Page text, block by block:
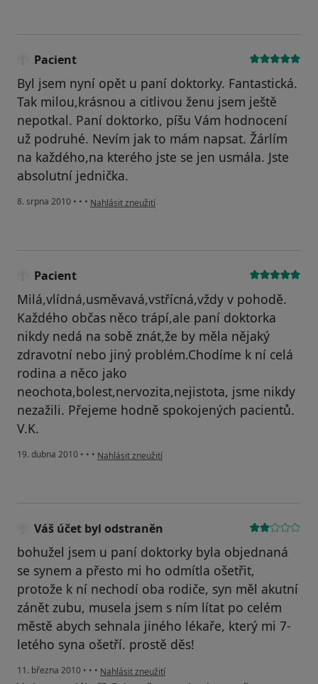
Pacient
Byl jsem nyní opět u paní doktorky. Fantastická.
Tak milou,krásnou a citlivou ženu jsem ještě
nepotkal. Paní doktorko, píšu Vám hodnocení
už podruhé. Nevím jak to mám napsat. Žárlím
na každého,na kterého jste se jen usmála. Jste
absolutní jednička.
8. srpna 2010 • • • podle názoru uživatele Pacient
Nahlásit zneužití
Pacient
Milá,vlídná,usměvavá,vstřícná,vždy v pohodě.
Každého občas něco trápí,ale paní doktorka
nikdy nedá na sobě znát,že by měla nějaký
zdravotní nebo jiný problém.Chodíme k ní celá
rodina a něco jako
neochota,bolest,nervozita,nejistota, jsme nikdy
nezažili. Přejeme hodně spokojených pacientů.
V.K.
19. dubna 2010 • • • podle názoru uživatele Pacient
Nahlásit zneužití
Váš účet byl odstraněn
bohužel jsem u paní doktorky byla objednaná
se synem a přesto mi ho odmítla ošetřit,
protože k ní nechodí oba rodiče, syn měl akutní
zánět zubu, musela jsem s ním lítat po celém
městě abych sehnala jiného lékaře, který mi 7-
letého syna ošetří. prostě děs!
11. března 2010 • • • podle názoru uživatele Váš účet byl odstraněn
Nahlásit zneužití